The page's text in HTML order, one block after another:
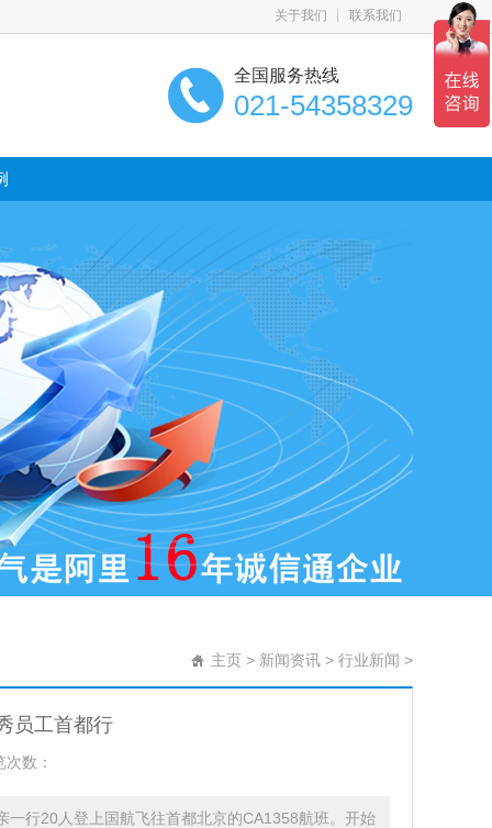
关于我们 联系我们
全国服务热线
021-54358329
主页 > 新闻资讯 > 行业新闻 >
员工首都行
次数：
行20人登上国航飞往首都北京的CA1358航班。开始